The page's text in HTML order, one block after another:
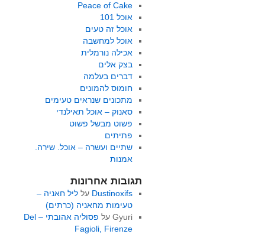
Peace of Cake
אוכל 101
אוכל זה טעים
אוכל למחשבה
אכילה נורמלית
בצק אלים
דברים בעלמה
חומוס להמונים
מתכונים שנראים טעימים
סאנוק – אוכל תאילנדי
פשוט מבשל פשוט
פתיתים
שתיים ועשרה – אוכל. שירה.
אמנות
תגובות אחרונות
Dustinoxifs על ליל חאניה –
טעימות מחאניה (כרתים)
Gyuriעל
פסוליה אהובתי – Del
Fagioli, Firenze